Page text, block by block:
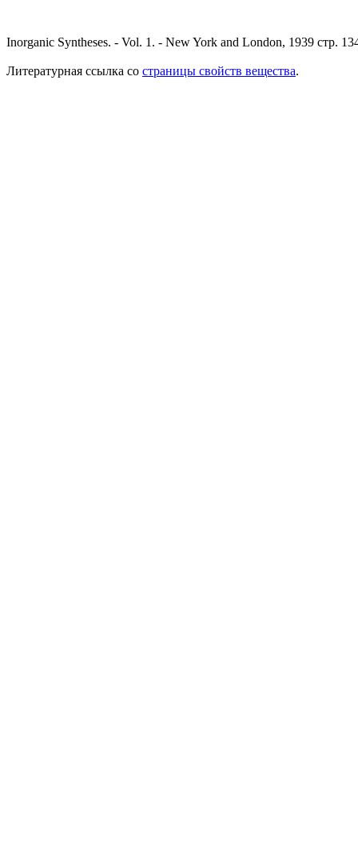
Inorganic Syntheses. - Vol. 1. - New York and London, 1939 стр.
Литературная ссылка со страницы свойств вещества.